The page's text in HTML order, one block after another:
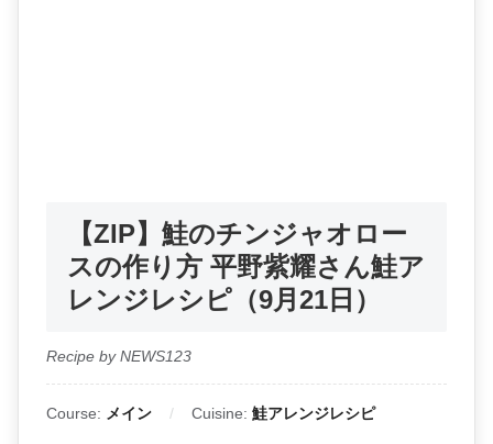
【ZIP】鮭のチンジャオロー
スの作り方 平野紫耀さん鮭ア
レンジレシピ（9月21日）
Recipe by NEWS123
Course: メイン Cuisine: 鮭アレンジレシピ